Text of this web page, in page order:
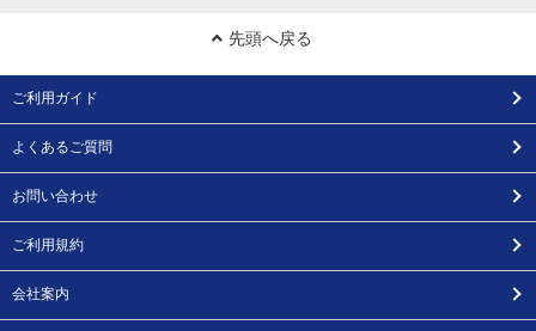
先頭へ戻る
ご利用ガイド
よくあるご質問
お問い合わせ
ご利用規約
会社案内